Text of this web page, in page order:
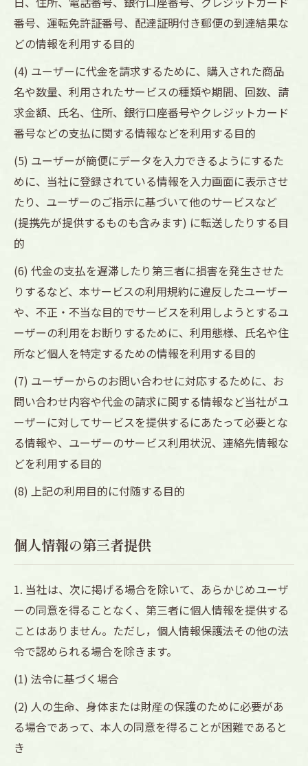
番号、運転免許証番号、配達証明付き郵便の到達結果な
どの情報を利用する目的
(4) ユーザーに代金を請求するために、購入された商品
名や数量、利用されたサービスの種類や期間、回数、請
求金額、氏名、住所、銀行口座番号やクレジットカード
番号などの支払に関する情報などを利用する目的
(5) ユーザーが簡便にデータを入力できるようにするた
めに、当社に登録されている情報を入力画面に表示させ
たり、ユーザーのご指示に基づいて他のサービスなど
(提携先が提供するものも含みます) に転送したりする目
的
(6) 代金の支払を遅滞したり第三者に損害を発生させた
りするなど、本サービスの利用規約に違反したユーザー
や、不正・不当な目的でサービスを利用しようとするユ
ーザーの利用をお断りするために、利用態様、氏名や住
所など個人を特定するための情報を利用する目的
(7) ユーザーからのお問い合わせに対応するために、お
問い合わせ内容や代金の請求に関する情報など当社がユ
ーザーに対してサービスを提供するにあたって必要とな
る情報や、ユーザーのサービス利用状況、連絡先情報な
どを利用する目的
(8) 上記の利用目的に付随する目的
個人情報の第三者提供
1. 当社は、次に掲げる場合を除いて、あらかじめユーザ
ーの同意を得ることなく、第三者に個人情報を提供する
ことはありません。ただし，個人情報保護法その他の法
令で認められる場合を除きます。
(1) 法令に基づく場合
(2) 人の生命、身体または財産の保護のために必要があ
る場合であって、本人の同意を得ることが困難であると
き